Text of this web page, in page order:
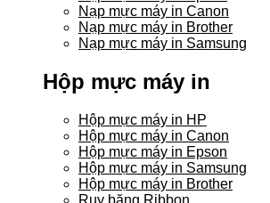
Nạp mực máy in Canon
Nạp mực máy in Brother
Nạp mực máy in Samsung
Hộp mực máy in
Hộp mực máy in HP
Hộp mực máy in Canon
Hộp mực máy in Epson
Hộp mực máy in Samsung
Hộp mực máy in Brother
Ruy băng Ribbon